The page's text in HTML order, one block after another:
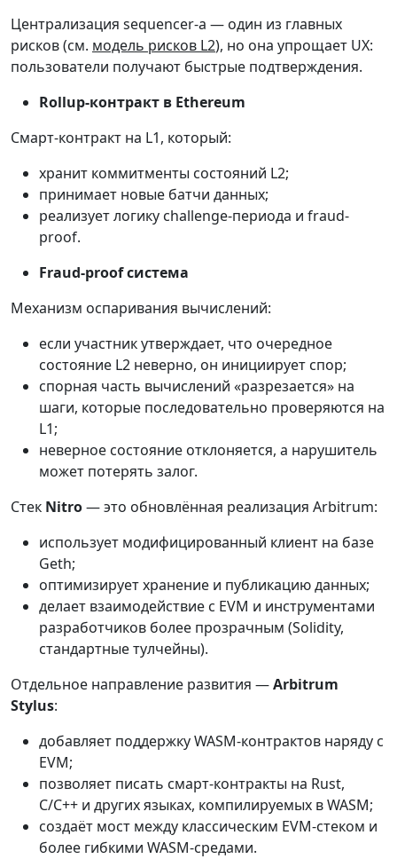
Централизация sequencer-а — один из главных
рисков (см. модель рисков L2), но она упрощает UX:
пользователи получают быстрые подтверждения.
Rollup-контракт в Ethereum
Смарт-контракт на L1, который:
хранит коммитменты состояний L2;
принимает новые батчи данных;
реализует логику challenge-периода и fraud-
proof.
Fraud-proof система
Механизм оспаривания вычислений:
если участник утверждает, что очередное
состояние L2 неверно, он инициирует спор;
спорная часть вычислений «разрезается» на
шаги, которые последовательно проверяются на
L1;
неверное состояние отклоняется, а нарушитель
может потерять залог.
Стек Nitro— это обновлённая реализация Arbitrum:
использует модифицированный клиент на базе
Geth;
оптимизирует хранение и публикацию данных;
делает взаимодействие с EVM и инструментами
разработчиков более прозрачным (Solidity,
стандартные тулчейны).
Отдельное направление развития —Arbitrum
Stylus:
добавляет поддержку WASM-контрактов наряду с
EVM;
позволяет писать смарт-контракты на Rust,
C/C++ и других языках, компилируемых в WASM;
создаёт мост между классическим EVM-стеком и
более гибкими WASM-средами.